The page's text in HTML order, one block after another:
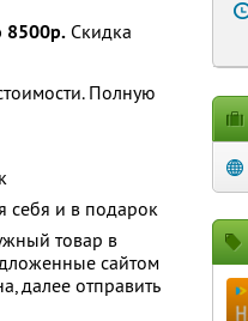
8500р. Скидка
Полную
себя и в подарок
товар в
сайтом
далее отправить